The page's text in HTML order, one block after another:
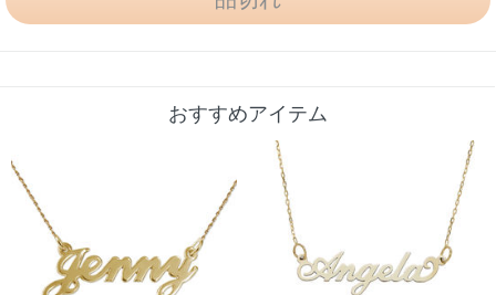
おすすめアイテム